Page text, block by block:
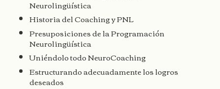
Neurolingüística
Historia del Coaching y PNL
Presuposiciones de la Programación
Neurolingüística
Uniéndolo todo NeuroCoaching
Estructurando adecuadamente los logros
deseados